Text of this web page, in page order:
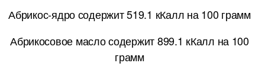
Абрикос-ядро содержит 519.1 кКалл на 100 грамм
Абрикосовое масло содержит 899.1 кКалл на 100
грамм